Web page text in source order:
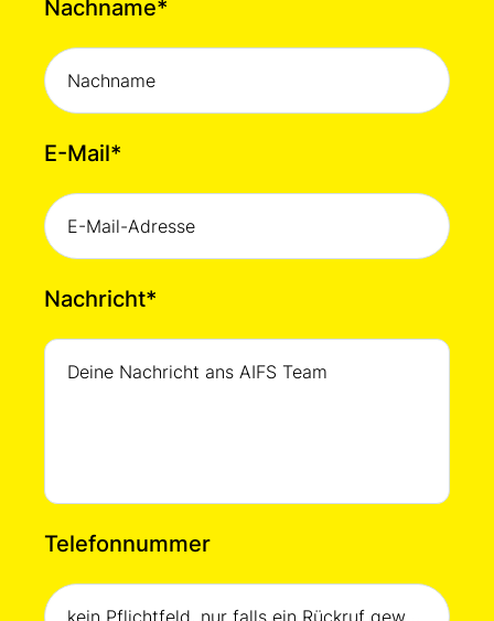
Nachname*
E-Mail*
Nachricht*
Telefonnummer